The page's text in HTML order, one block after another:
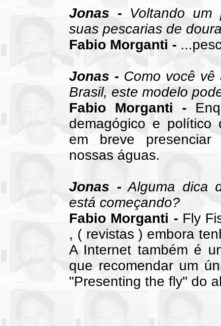
Jonas - Voltando um
suas pescarias de
Fabio Morganti -
Jonas - Como você
Brasil, este modelo
Fabio Morganti -
demagógico e político
em breve
nossas águas.
Jonas -Alguma dica
está começando?
Fabio Morganti -Fly
, ( revistas ) embora
A Internet também é
que recomendar um
"Presenting the fly" do